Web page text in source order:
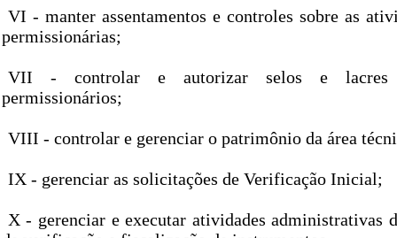
VI - manter assentamentos e controles sobre as
permissionárias;
VII - controlar e autorizar selos e lacres
permissionários;
VIII - controlar e gerenciar o patrimônio da área
IX - gerenciar as solicitações de Verificação Inicial;
X - gerenciar e executar atividades administrativas